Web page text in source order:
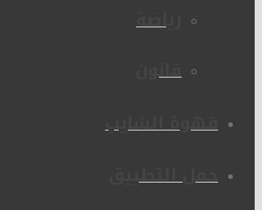
رياضة
قانون
قهوة الشايب
حمل التطبيق